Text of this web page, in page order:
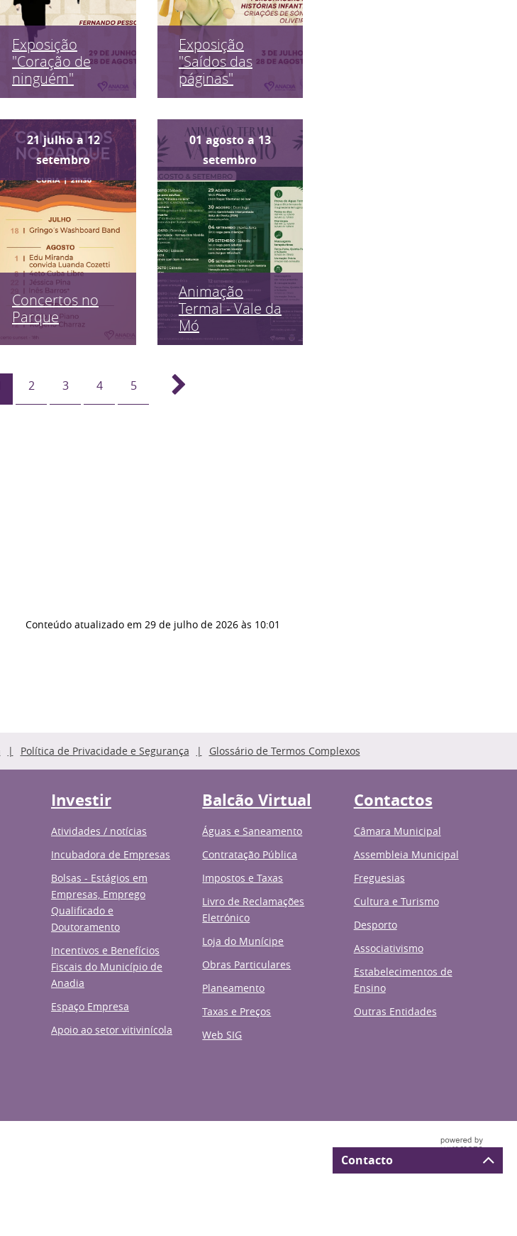
Exposição
"Coração de
ninguém"
Exposição
"Saídos das
páginas"
21 julho a 12
setembro
Concertos no
Parque
01 agosto a 13
setembro
Animação
Termal - Vale da
Mó
2 3 4 5
Conteúdo atualizado em 29 de julho de 2026 às 10:01
Política de Privacidade e Segurança Glossário de Termos Complexos
Investir
Atividades / notícias
Incubadora de Empresas
Bolsas - Estágios em
Empresas, Emprego
Qualificado e
Doutoramento
Incentivos e Benefícios
Fiscais do Município de
Anadia
Espaço Empresa
Apoio ao setor vitivinícola
Balcão Virtual
Águas e Saneamento
Contratação Pública
Impostos e Taxas
Livro de Reclamações
Eletrónico
Loja do Munícipe
Obras Particulares
Planeamento
Taxas e Preços
Web SIG
Contactos
Câmara Municipal
Assembleia Municipal
Freguesias
Cultura e Turismo
Desporto
Associativismo
Estabelecimentos de
Ensino
Outras Entidades
Contacto